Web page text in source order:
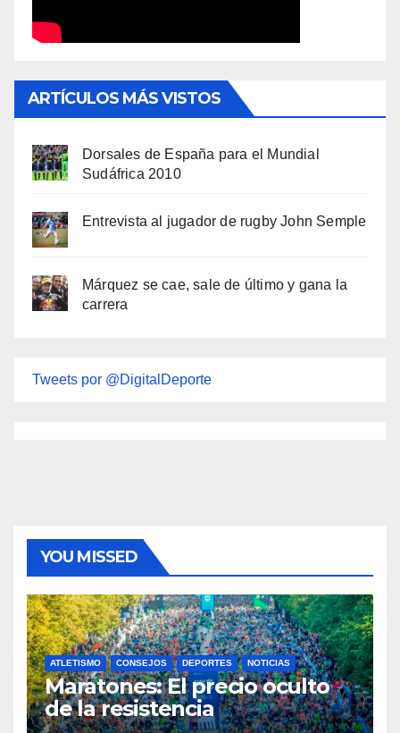
ARTÍCULOS MÁS VISTOS
Dorsales de España para el Mundial
Sudáfrica 2010
Entrevista al jugador de rugby John Semple
Márquez se cae, sale de último y gana la
carrera
Tweets por @DigitalDeporte
YOU MISSED
ATLETISMO CONSEJOS DEPORTES NOTICIAS
Maratones: El precio oculto
de la resistencia